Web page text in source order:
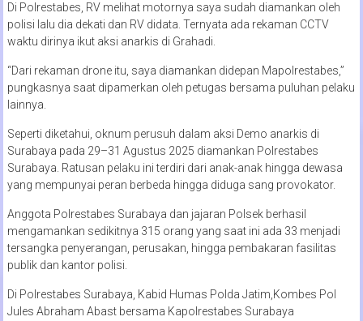
Di Polrestabes, RV melihat motornya saya sudah diamankan oleh
polisi lalu dia dekati dan RV didata. Ternyata ada rekaman CCTV
waktu dirinya ikut aksi anarkis di Grahadi.
“Dari rekaman drone itu, saya diamankan didepan Mapolrestabes,”
pungkasnya saat dipamerkan oleh petugas bersama puluhan pelaku
lainnya.
Seperti diketahui, oknum perusuh dalam aksi Demo anarkis di
Surabaya pada 29–31 Agustus 2025 diamankan Polrestabes
Surabaya. Ratusan pelaku ini terdiri dari anak-anak hingga dewasa
yang mempunyai peran berbeda hingga diduga sang provokator.
Anggota Polrestabes Surabaya dan jajaran Polsek berhasil
mengamankan sedikitnya 315 orang yang saat ini ada 33 menjadi
tersangka penyerangan, perusakan, hingga pembakaran fasilitas
publik dan kantor polisi.
Di Polrestabes Surabaya, Kabid Humas Polda Jatim,Kombes Pol
Jules Abraham Abast bersama Kapolrestabes Surabaya